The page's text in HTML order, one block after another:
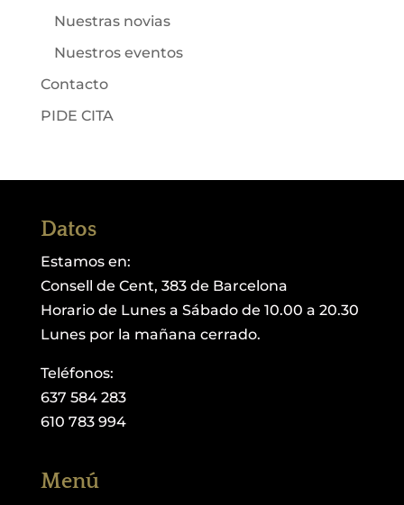
Nuestras novias
Nuestros eventos
Contacto
PIDE CITA
Datos
Estamos en:
Consell de Cent, 383 de Barcelona
Horario de Lunes a Sábado de 10.00 a 20.30
Lunes por la mañana cerrado.
Teléfonos:
637 584 283
610 783 994
Menú